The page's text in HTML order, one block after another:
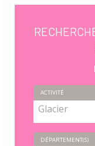
ACTIVITÉ
Glacier
DÉPARTEMENT(S)